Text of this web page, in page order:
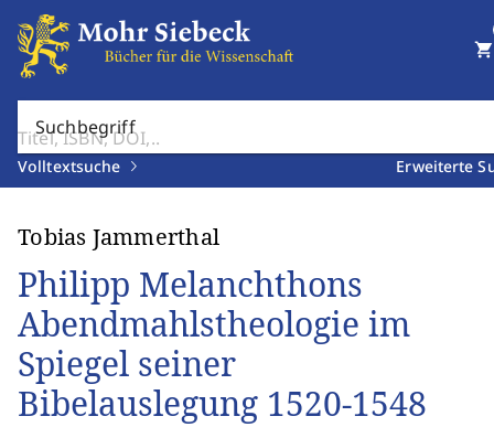
Suchbegriff
Volltextsuche Erweiterte
shopping_cart
Tobias Jammerthal
Philipp Melanchthons
Abendmahlstheologie im
Spiegel seiner
Bibelauslegung 1520-1548